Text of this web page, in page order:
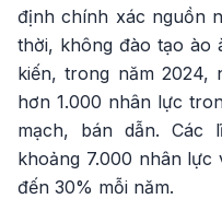
định chính xác nguồn
thời, không đào tạo ào
kiến, trong năm 2024,
hơn 1.000 nhân lực
mạch, bán dẫn. Các
khoảng 7.000 nhân lực
đến 30% mỗi năm.